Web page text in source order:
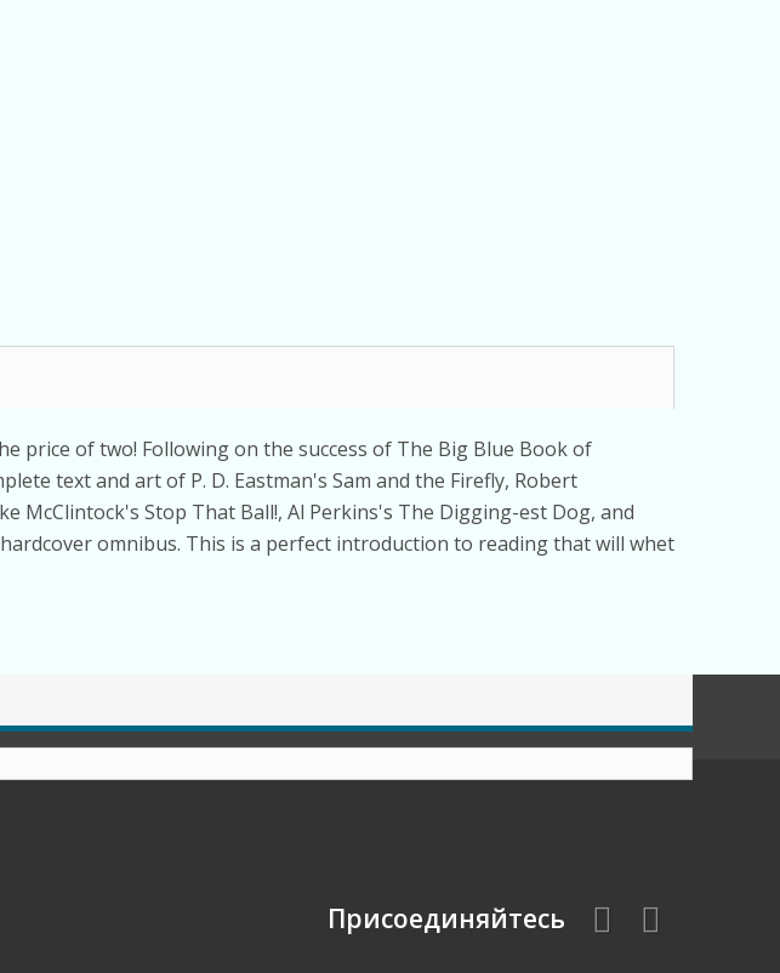
price of two! Following on the success of The Big Blue Book of
text and art of P. D. Eastman's Sam and the Firefly, Robert
McClintock's Stop That Ball!, Al Perkins's The Digging-est Dog, and
omnibus. This is a perfect introduction to reading that will whet
Присоединяйтесь